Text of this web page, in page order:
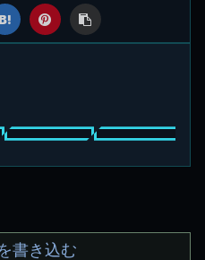
書き込む